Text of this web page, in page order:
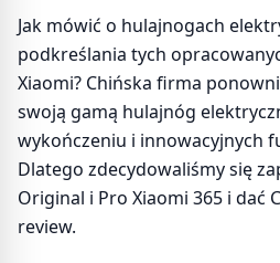
Jak mówić o hulajnogach
podkreślania tych
Xiaomi? Chińska firma
swoją gamą hulajnóg
wykończeniu i innowacyjnych
Dlatego zdecydowaliśmy się
Original i Pro Xiaomi 365 i dać
review.